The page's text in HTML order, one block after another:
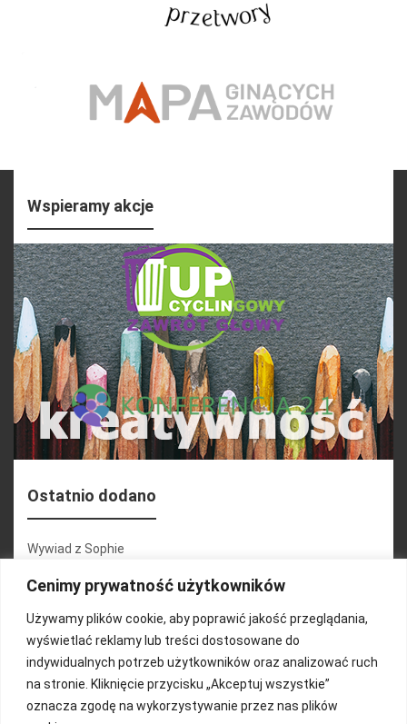
Cenimy prywatność użytkowników
Używamy plików cookie, aby poprawić jakość przeglądania,
wyświetlać reklamy lub treści dostosowane do
indywidualnych potrzeb użytkowników oraz analizować ruch
na stronie. Kliknięcie przycisku „Akceptuj wszystkie”
oznacza zgodę na wykorzystywanie przez nas plików
Wspieramy akcje
Ostatnio dodano
Wywiad z Sophie
Konferencja 2.1
Martyna Wojciechowska
Relacja zdjęciowa 25.09.2024r (cz.2)
Wywiady z uczestnikami